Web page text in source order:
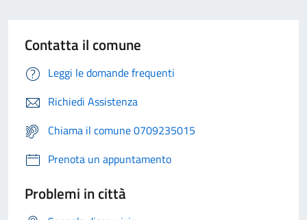
Contatta il comune
Leggi le domande frequenti
Richiedi Assistenza
Chiama il comune 0709235015
Prenota un appuntamento
Problemi in città